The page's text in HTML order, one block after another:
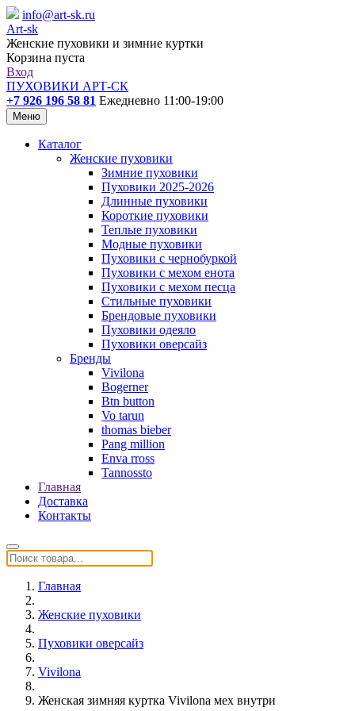
info@art-sk.ru
Art-sk
Женские пуховики и зимние куртки
Корзина пуста
Вход
ПУХОВИКИ АРТ-СК
+7 926 196 58 81 Ежедневно 11:00-19:00
Меню
Каталог
Женские пуховики
Зимние пуховики
Пуховики 2025-2026
Длинные пуховики
Короткие пуховики
Теплые пуховики
Модные пуховики
Пуховики с чернобуркой
Пуховики с мехом енота
Пуховики с мехом песца
Стильные пуховики
Брендовые пуховики
Пуховики одеяло
Пуховики оверсайз
Бренды
Vivilona
Bogerner
Btn button
Vo tarun
thomas bieber
Pang million
Enva rross
Tannossto
Главная
Доставка
Контакты
Главная
Женские пуховики
Пуховики оверсайз
Vivilona
Женская зимняя куртка Vivilona мех внутри